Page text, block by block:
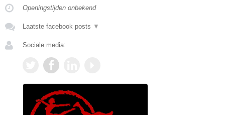
Openingstijden onbekend
Laatste facebook posts ▼
Sociale media: